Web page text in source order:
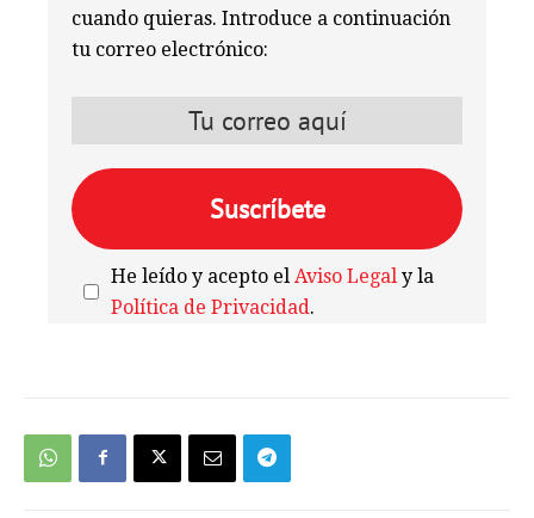
cuando quieras. Introduce a continuación
tu correo electrónico:
He leído y acepto el Aviso Legal y la
Política de Privacidad.